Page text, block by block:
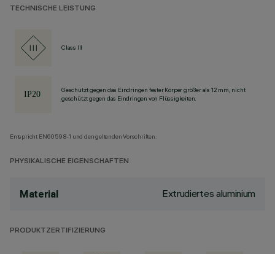
TECHNISCHE LEISTUNG
Class III
Geschützt gegen das Eindringen fester Körper größer als 12 mm, nicht
geschützt gegen das Eindringen von Flüssigkeiten.
Entspricht EN60598-1 und den geltenden Vorschriften.
PHYSIKALISCHE EIGENSCHAFTEN
Material Extrudiertes aluminium
PRODUKTZERTIFIZIERUNG